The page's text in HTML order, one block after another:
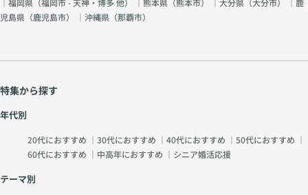
児島県（鹿児島市） ｜沖縄県（那覇市）
特集から探す
年代別
20代におすすめ ｜ 30代におすすめ ｜ 40代におすすめ ｜ 50代におすすめ ｜
60代におすすめ ｜ 中高年におすすめ ｜ シニア婚活応援
テーマ別